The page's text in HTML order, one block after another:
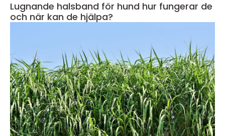
Lugnande halsband för hund hur fungerar de
och när kan de hjälpa?